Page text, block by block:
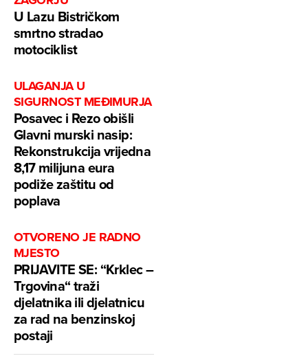
U Lazu Bistričkom
smrtno stradao
motociklist
ULAGANJA U
SIGURNOST MEĐIMURJA
Posavec i Rezo obišli
Glavni murski nasip:
Rekonstrukcija vrijedna
8,17 milijuna eura
podiže zaštitu od
poplava
OTVORENO JE RADNO
MJESTO
PRIJAVITE SE: “Krklec –
Trgovina“ traži
djelatnika ili djelatnicu
za rad na benzinskoj
postaji